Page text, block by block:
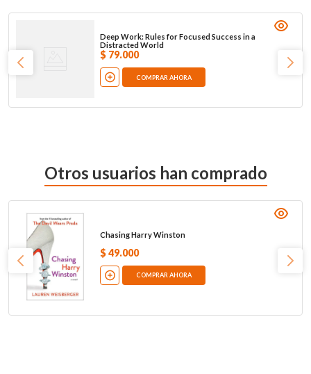
Deep Work: Rules for Focused Success in a
Distracted World
$ 79.000
COMPRAR AHORA
Otros usuarios han comprado
Chasing Harry Winston
$ 49.000
COMPRAR AHORA